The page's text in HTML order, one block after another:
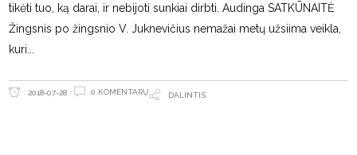
tikėti tuo, ką darai, ir nebijoti sunkiai dirbti. Audinga SATKŪNAITĖ
Žingsnis po žingsnio V. Juknevičius nemažai metų užsiima veikla,
kuri
2018-07-28 0 KOMENTARŲ DALINTIS